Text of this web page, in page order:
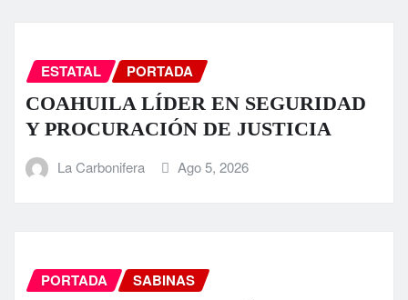
ESTATAL PORTADA
COAHUILA LÍDER EN SEGURIDAD
Y PROCURACIÓN DE JUSTICIA
La Carbonifera Ago 5, 2026
PORTADA SABINAS